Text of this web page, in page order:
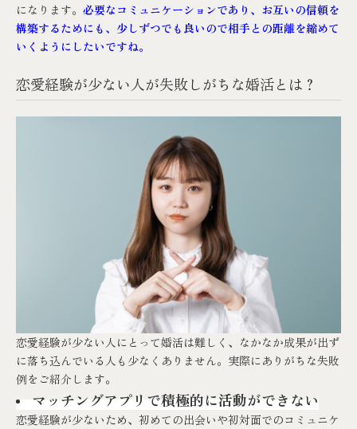
になります。 必要なコミュニケーションであり、お互いの信頼を
構築するためにも、少しずつでも良いので相手との距離を縮めて
いくようにしたいですね。
恋愛経験が少ない人が失敗しがちな婚活とは？
恋愛経験が少ない人にとって婚活は難しく、なかなか成果が出ず
に落ち込んでいる人も少なくありません。実際にありがちな失敗
例をご紹介します。
マッチングアプリで積極的に活動ができない
恋愛経験が少ないため、初めての出会いや初対面でのコミュニケ